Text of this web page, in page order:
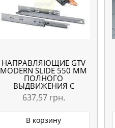
НАПРАВЛЯЮЩИЕ GTV
MODERN SLIDE 550 ММ
ПОЛНОГО
ВЫДВИЖЕНИЯ С
ДОВОДЧИКОМ
637,57 грн.
В корзину